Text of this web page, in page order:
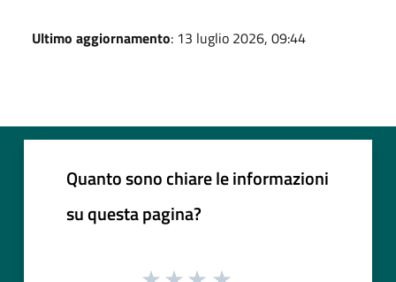
Ultimo aggiornamento: 13 luglio 2026, 09:44
Quanto sono chiare le informazioni
su questa pagina?